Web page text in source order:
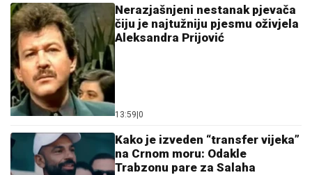
Nerazjašnjeni nestanak pjevača
čiju je najtužniju pjesmu oživjela
Aleksandra Prijović
13:59 0
Kako je izveden “transfer vijeka”
na Crnom moru: Odakle
Trabzonu pare za Salaha